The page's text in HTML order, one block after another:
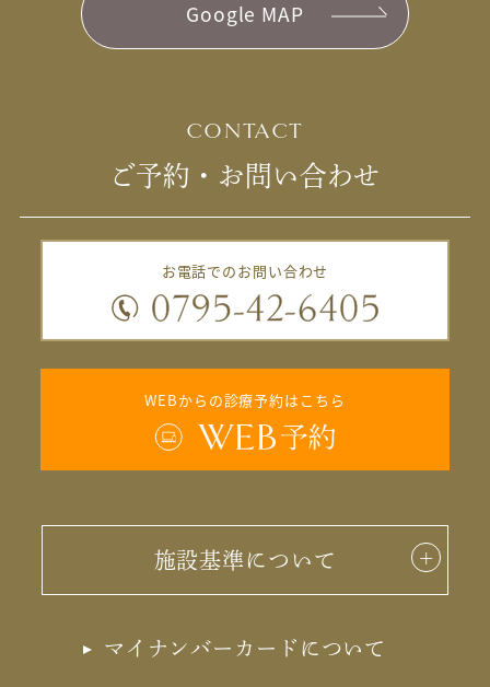
Google MAP
CONTACT
ご予約・お問い合わせ
お電話でのお問い合わせ
WEBからの診療予約はこちら
施設基準について
マイナンバーカードについて